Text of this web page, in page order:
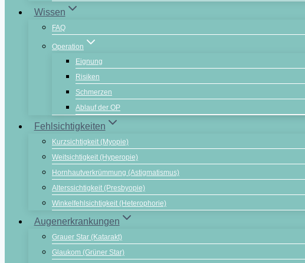
Wissen
FAQ
Operation
Eignung
Risiken
Schmerzen
Ablauf der OP
Fehlsichtigkeiten
Kurzsichtigkeit (Myopie)
Weitsichtigkeit (Hyperopie)
Hornhautverkrümmung (Astigmatismus)
Alterssichtigkeit (Presbyopie)
Winkelfehlsichtigkeit (Heterophorie)
Augenerkrankungen
Grauer Star (Katarakt)
Glaukom (Grüner Star)